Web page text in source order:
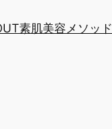
素肌美容メソッド